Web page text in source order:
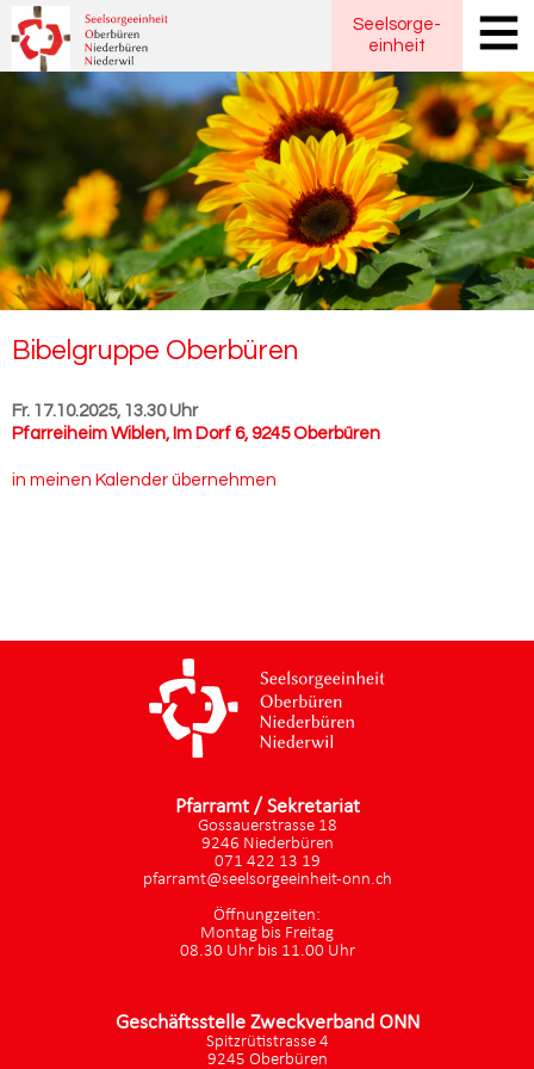
Seelsorge-
einheit
Bi­bel­grup­pe Ober­bü­ren
Fr. 17.10.2025, 13.30 Uhr
Pfarreiheim Wiblen, Im Dorf 6, 9245 Oberbüren
in meinen Kalender übernehmen
Pfarramt / Sekretariat
Gossauerstrasse 18
9246 Niederbüren
071 422 13 19
pfarramt@seelsorgeeinheit-onn.ch
Öffnungzeiten:
Montag bis Freitag
08.30 Uhr bis 11.00 Uhr
Geschäftsstelle Zweckverband ONN
Spitzrütistrasse 4
9245 Oberbüren